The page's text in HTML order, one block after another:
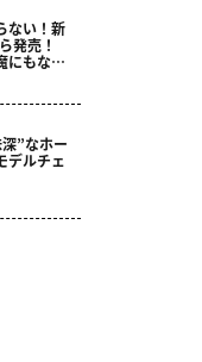
ない！新
発売！
にもなら
”なホー
デルチェ